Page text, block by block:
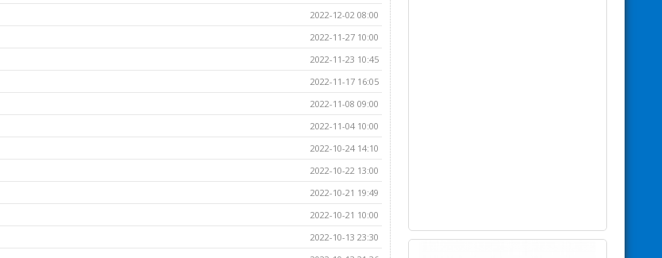
2022-12-02 08:00
2022-11-27 10:00
2022-11-23 10:45
2022-11-17 16:05
2022-11-08 09:00
2022-11-04 10:00
2022-10-24 14:10
2022-10-22 13:00
2022-10-21 19:49
2022-10-21 10:00
2022-10-13 23:30